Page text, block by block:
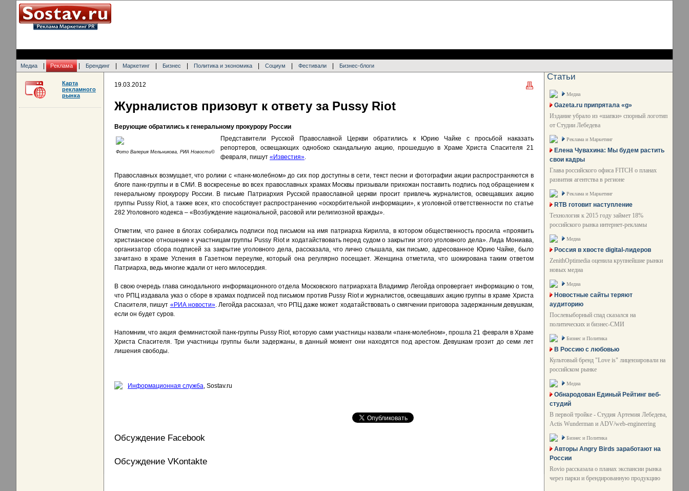
Медиа Реклама Брендинг Маркетинг Бизнес Политика и экономика Социум Фестивали Бизнес-блоги
19.03.2012
Журналистов призовут к ответу за Pussy Riot
Верующие обратились к генеральному прокурору России
Фото Валерия Мельникова, РИА Новости©
Представители Русской Православной Церкви обратились к Юрию Чайке с просьбой наказать
репортеров, освещающих однобоко скандальную акцию, прошедшую в Храме Христа Спасителя 21
февраля, пишут «Известия».
Православных возмущает, что ролики с «панк-молебном» до сих пор доступны в сети, текст песни и фотографии акции распространяются в
блоге панк-группы и в СМИ. В воскресенье во всех православных храмах Москвы призывали прихожан поставить подпись под обращением к
генеральному прокурору России. В письме Патриархия Русской православной церкви просит привлечь журналистов, освещавших акцию
группы Pussy Riot, а также всех, кто способствует распространению «оскорбительной информации», к уголовной ответственности по статье
282 Уголовного кодекса – «Возбуждение национальной, расовой или религиозной вражды».
Отметим, что ранее в блогах собирались подписи под письмом на имя патриарха Кирилла, в котором общественность просила «проявить
христианское отношение к участницам группы Pussy Riot и ходатайствовать перед судом о закрытии этого уголовного дела». Лида Мониава,
организатор сбора подписей за закрытие уголовного дела, рассказала, что лично слышала, как письмо, адресованное Юрию Чайке, было
зачитано в храме Успения в Газетном переулке, который она регулярно посещает. Женщина отметила, что шокирована таким ответом
Патриарха, ведь многие ждали от него милосердия.
В свою очередь глава синодального информационного отдела Московского патриархата Владимир Легойда опровергает информацию о том,
что РПЦ издавала указ о сборе в храмах подписей под письмом против Pussy Riot и журналистов, освещавших акцию группы в храме Христа
Спасителя, пишут «РИА новости». Легойда рассказал, что РПЦ даже может ходатайствовать о смягчении приговора задержанным девушкам,
если он будет суров.
Напомним, что акция феминистской панк-группы Pussy Riot, которую сами участницы назвали «панк-молебном», прошла 21 февраля в Храме
Христа Спасителя. Три участницы группы были задержаны, в данный момент они находятся под арестом. Девушкам грозит до семи лет
лишения свободы.
Информационная служба, Sostav.ru
Обсуждение Facebook
Обсуждение VKontakte
Карта
рекламного
рынка
Статьи
Медиа
Gazeta.ru припрятала «g»
Издание убрало из «шапки» спорный логотип
от Студии Лебедева
Реклама и Маркетинг
Елена Чувахина: Мы будем растить
свои кадры
Глава российского офиса FITCH о планах
развития агентства в регионе
Реклама и Маркетинг
RTB готовит наступление
Технология к 2015 году займет 18%
российского рынка интернет-рекламы
Медиа
Россия в хвосте digital-лидеров
ZenithOptimedia оценила крупнейшие рынки
новых медиа
Медиа
Новостные сайты теряют
аудиторию
Послевыборный спад сказался на
политических и бизнес-СМИ
Бизнес и Политика
В Россию с любовью
Культовый бренд "Love is" лицензировали на
российском рынке
Медиа
Обнародован Единый Рейтинг веб-
студий
В первой тройке - Студия Артемия Лебедева,
Actis Wunderman и ADV/web-engineering
Бизнес и Политика
Авторы Angry Birds заработают на
России
Rovio рассказала о планах экспансии рынка
через парки и брендированную продукцию